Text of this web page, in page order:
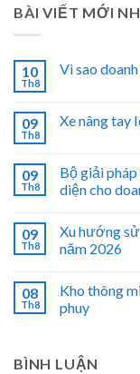
BÀI VIẾT MỚI
10
Th8
Vì sao
09
Th8
Xe nâng tay
09
Th8
Bộ giải
diện cho
09
Th8
Xu hướng
năm 2026
08
Th8
Kho thông
phuy
BÌNH LUẬN